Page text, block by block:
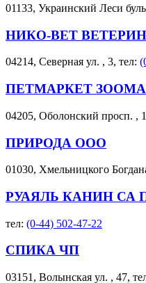
01133, Украинский Леси
НИКО-ВЕТ
04214, Северная ул. , 3, тел:
ПЕТМАРКЕТ
04205, Оболонский просп. ,
ПРИРОДА ООО
01030, Хмельницкого
РУАЯЛЬ КАНИН СА
тел: (0-44) 502-47-22
СПИКА ЧП
03151, Волынская ул. , 47,